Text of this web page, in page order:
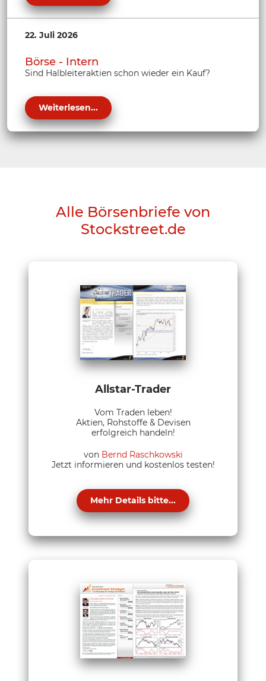
22. Juli 2026
Börse - Intern
Sind Halbleiteraktien schon wieder ein Kauf?
Weiterlesen...
Alle Börsenbriefe von
Stockstreet.de
Allstar-Trader
Vom Traden leben!
Aktien, Rohstoffe & Devisen
erfolgreich handeln!
von Bernd Raschkowski
Jetzt informieren und kostenlos testen!
Mehr Details bitte...